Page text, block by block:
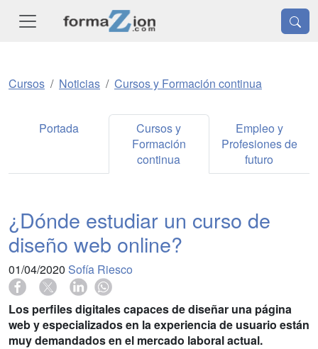
Cursos Noticias Cursos y Formación continua
Portada
Cursos y
Formación
continua
Empleo y
Profesiones de
futuro
¿Dónde estudiar un curso de
diseño web online?
01/04/2020 Sofía Riesco
Los perfiles digitales capaces de diseñar una página
web y especializados en la experiencia de usuario están
muy demandados en el mercado laboral actual.